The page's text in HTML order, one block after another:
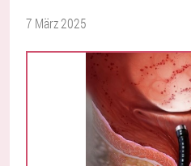
7 März 2025